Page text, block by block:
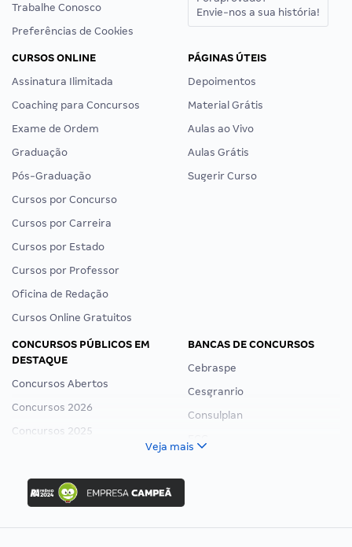
Trabalhe Conosco
Preferências de Cookies
Envie-nos a sua história!
CURSOS ONLINE
Assinatura Ilimitada
Coaching para Concursos
Exame de Ordem
Graduação
Pós-Graduação
Cursos por Concurso
Cursos por Carreira
Cursos por Estado
Cursos por Professor
Oficina de Redação
Cursos Online Gratuitos
PÁGINAS ÚTEIS
Depoimentos
Material Grátis
Aulas ao Vivo
Aulas Grátis
Sugerir Curso
CONCURSOS PÚBLICOS EM
DESTAQUE
Concursos Abertos
Concursos 2026
Concursos 2025
Concurso Nacional Unificado
Concurso Ibama
Concurso MPU
Editais publicados
BANCAS DE CONCURSOS
Cebraspe
Cesgranrio
Consulplan
Veja mais